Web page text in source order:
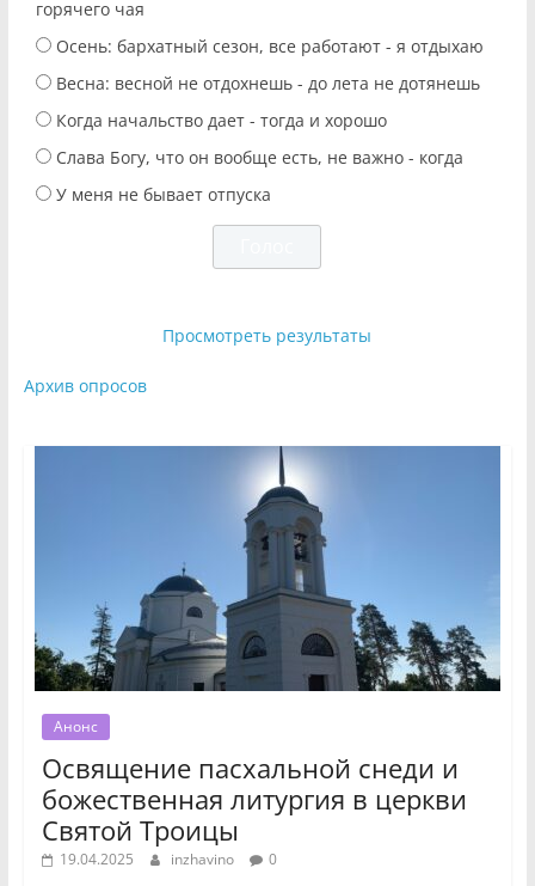
горячего чая
Осень: бархатный сезон, все работают - я отдыхаю
Весна: весной не отдохнешь - до лета не дотянешь
Когда начальство дает - тогда и хорошо
Слава Богу, что он вообще есть, не важно - когда
У меня не бывает отпуска
Просмотреть результаты
Архив опросов
Анонс
Освящение пасхальной снеди и
божественная литургия в церкви
Святой Троицы
19.04.2025 inzhavino 0